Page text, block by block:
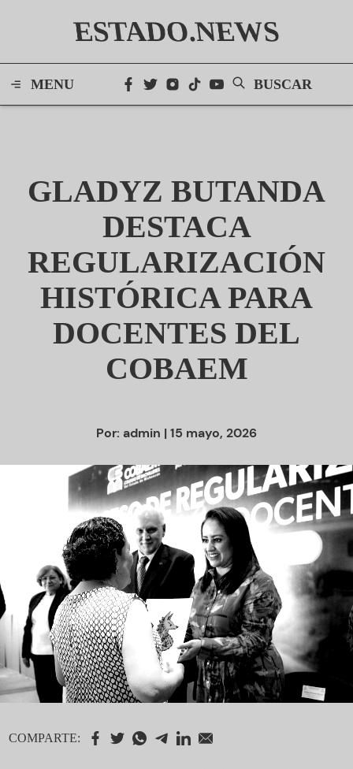
ESTADO.NEWS
MENU BUSCAR
GLADYZ BUTANDA
DESTACA
REGULARIZACIÓN
HISTÓRICA PARA
DOCENTES DEL
COBAEM
Por: admin | 15 mayo, 2026
COMPARTE: